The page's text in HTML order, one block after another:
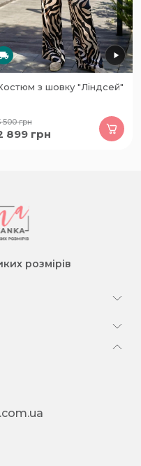
з шовку "Ліндсей"
500грн
899 грн
розмірів